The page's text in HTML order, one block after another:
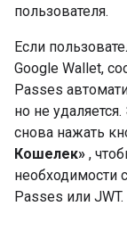
пользователя.
Если
Google Wallet,
Passes
но не
снова нажать
Кошелек» ,
необходимости
Passes или JWT.